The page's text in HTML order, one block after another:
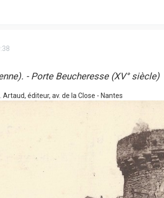
- Porte Beucheresse (XV° siècle)
Artaud, éditeur, av. de la Close - Nantes